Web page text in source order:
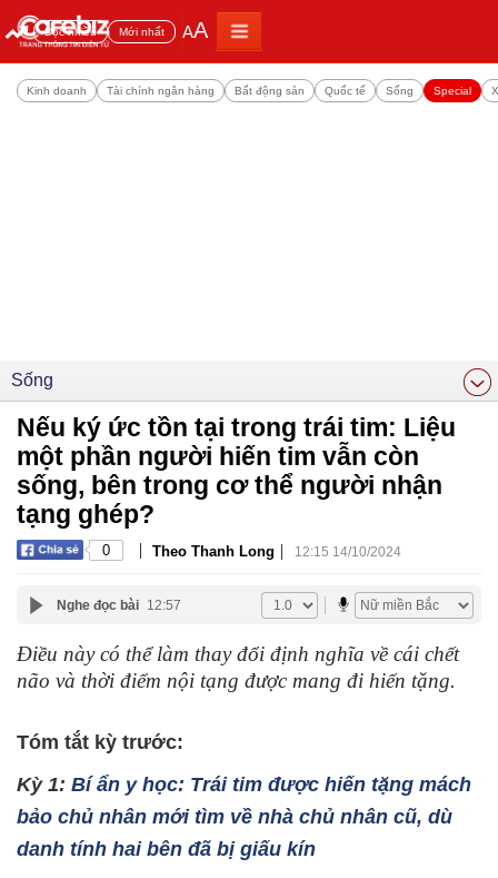
Đọc nhiều Mới nhất AA
Kinh doanh Tài chính ngân hàng Bất động sản Quốc tế Sống Special
Sống
Nếu ký ức tồn tại trong trái tim: Liệu
một phần người hiến tim vẫn còn
sống, bên trong cơ thể người nhận
tạng ghép?
0 | Theo Thanh Long | 12:15 14/10/2024
Nghe đọc bài 12:57
Điều này có thể làm thay đổi định nghĩa về cái chết
não và thời điểm nội tạng được mang đi hiến tặng.
Tóm tắt kỳ trước:
Kỳ 1: Bí ẩn y học: Trái tim được hiến tặng mách
bảo chủ nhân mới tìm về nhà chủ nhân cũ, dù
danh tính hai bên đã bị giấu kín